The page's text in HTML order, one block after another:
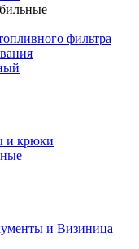
фильтра
и крюки
и Визиница